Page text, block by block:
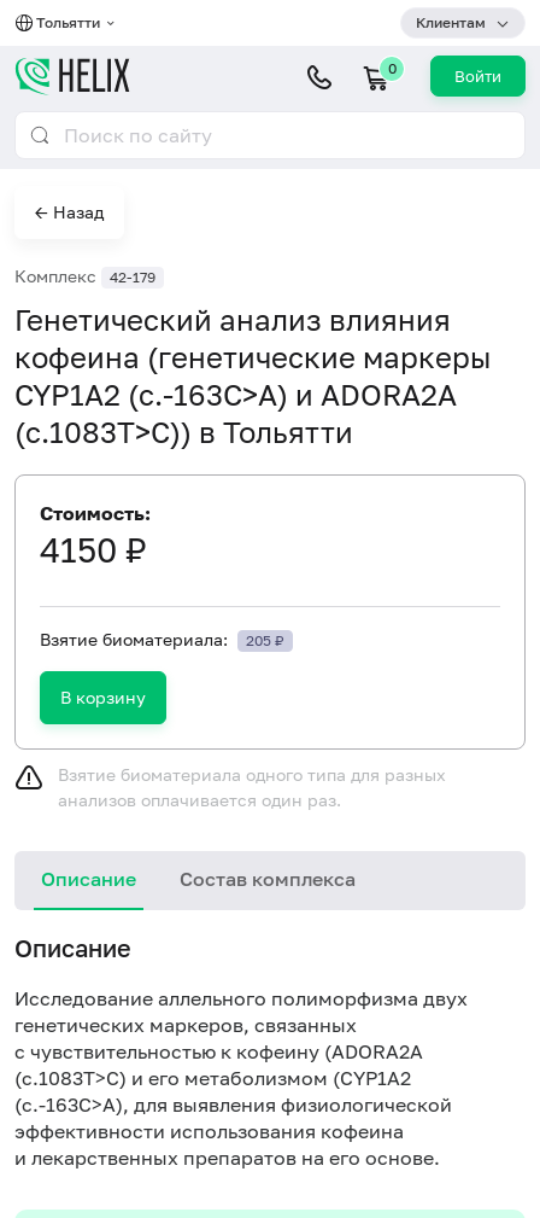
Тольятти Клиентам
0 Войти
← Назад
Комплекс 42-179
Генетический анализ влияния
кофеина (генетические маркеры
CYP1A2 (c.-163C>A) и ADORA2A
(c.1083T>C)) в Тольятти
Стоимость:
4150 ₽
Взятие биоматериала: 205 ₽
В корзину
Взятие биоматериала одного типа для разных
анализов оплачивается один раз.
Описание Состав комплекса
Описание
Исследование аллельного полиморфизма двух
генетических маркеров, связанных
с чувствительностью к кофеину (ADORA2A
(c.1083T>C) и его метаболизмом (CYP1A2
(c.-163C>A), для выявления физиологической
эффективности использования кофеина
и лекарственных препаратов на его основе.